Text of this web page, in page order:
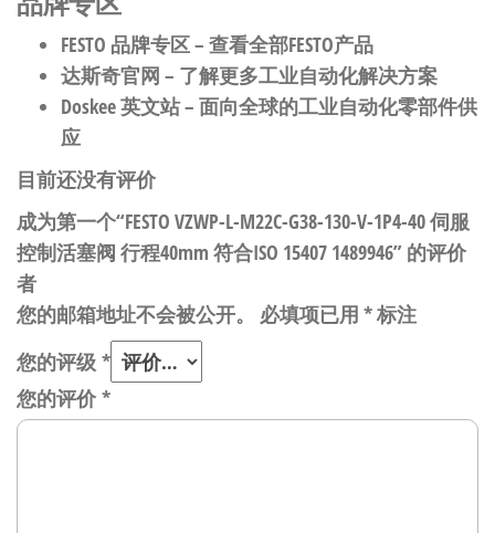
FESTO 品牌专区– 查看全部FESTO产品
达斯奇官网 – 了解更多工业自动化解决方案
Doskee 英文站– 面向全球的工业自动化零部件供
应
目前还没有评价
成为第一个“FESTO VZWP-L-M22C-G38-130-V-1P4-40 伺服
控制活塞阀 行程40mm 符合ISO 15407 1489946” 的评价
者
您的邮箱地址不会被公开。
必填项已用 *标注
您的评级 *
您的评价*